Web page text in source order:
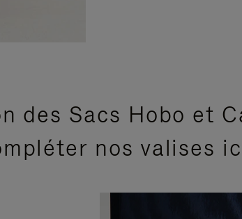
des Sacs Hobo et
nos valises